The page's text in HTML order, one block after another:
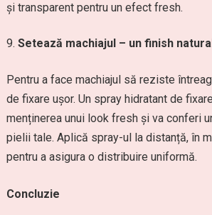
și transparent pentru un efect fresh.
Setează machiajul – un finish
Pentru a face machiajul să reziste
de fixare ușor. Un spray hidratant de
menținerea unui look fresh și va conferi
pielii tale. Aplică spray-ul la distanță, în
pentru a asigura o distribuire uniformă.
Concluzie